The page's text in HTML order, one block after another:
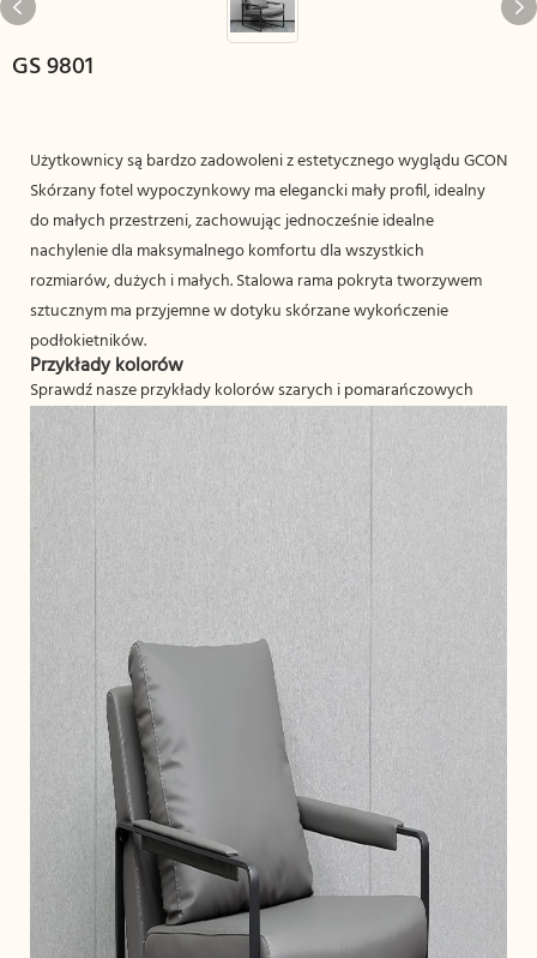
GS 9801
Użytkownicy są bardzo zadowoleni z estetycznego wyglądu GCON
Skórzany fotel wypoczynkowy ma elegancki mały profil, idealny
do małych przestrzeni, zachowując jednocześnie idealne
nachylenie dla maksymalnego komfortu dla wszystkich
rozmiarów, dużych i małych. Stalowa rama pokryta tworzywem
sztucznym ma przyjemne w dotyku skórzane wykończenie
podłokietników.
Przykłady kolorów
Sprawdź nasze przykłady kolorów szarych i pomarańczowych